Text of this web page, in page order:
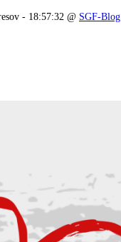
- 18:57:32 @ SGF-Blog